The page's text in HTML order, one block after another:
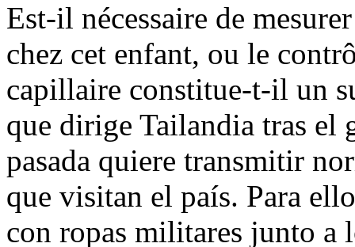
Est-il nécessaire de
chez cet enfant, ou le
capillaire constitue-t-il un
que dirige Tailandia tras el
pasada quiere transmitir
que visitan el país. Para
con ropas militares junto a